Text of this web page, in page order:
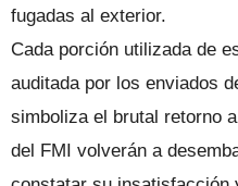
fugadas al exterior.
Cada porción utilizada de
auditada por los enviados
simboliza el brutal retorno
del FMI volverán a